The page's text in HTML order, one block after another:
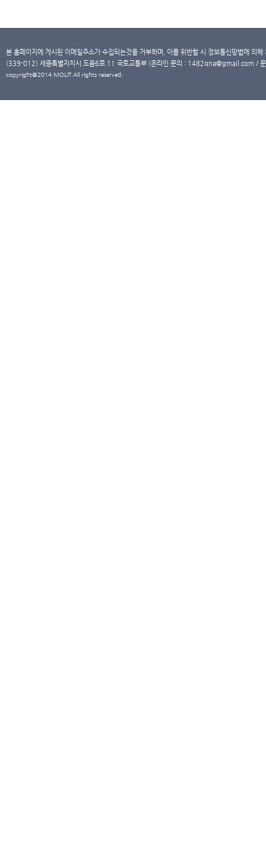
본 홈페이지에 게시된 이메일주소가 수집되는것을 거부하며, 이를 위반할 시 정보통신망법에 의
(339-012) 세종특별자치시 도움6로 11 국토교통부 (온라인 문의 : 1482qna@gmail.com /
copyright@2014 MOLIT All rights reserved.